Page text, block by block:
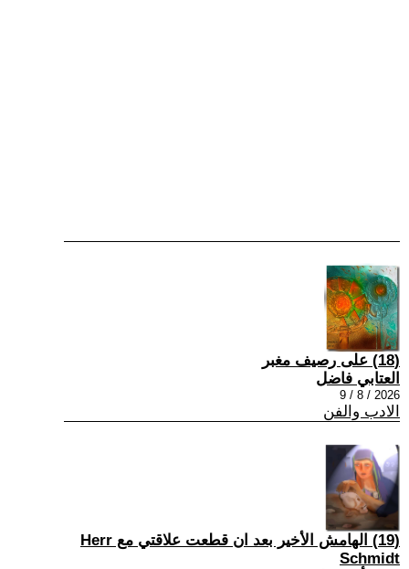
(18) على رصيف مغبر
العتابي فاضل
2026 / 8 / 9
الادب والفن
(19) الهامش الأخير بعد ان قطعت علاقتي مع Herr
Schmidt